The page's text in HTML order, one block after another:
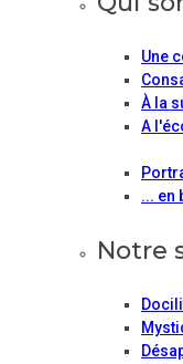
Une
À la
A
... en
Notre